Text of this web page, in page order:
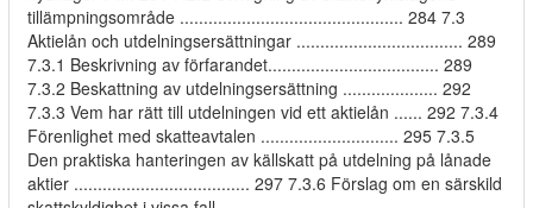
tillämpningsområde ............................................... 284 7.3
Aktielån och utdelningsersättningar ................................... 289
7.3.1 Beskrivning av förfarandet.................................... 289
7.3.2 Beskattning av utdelningsersättning .................... 292
7.3.3 Vem har rätt till utdelningen vid ett aktielån ...... 292 7.3.4
Förenlighet med skatteavtalen ............................. 295 7.3.5
Den praktiska hanteringen av källskatt på utdelning på lånade
aktier ..................................... 297 7.3.6 Förslag om en särskild